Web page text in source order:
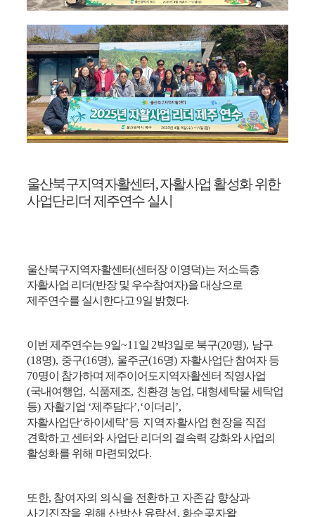
울산북구지역자활센터,자활사업 활성화 위한
사업단리더 제주연수 실시
울산북구지역자활센터(센터장 이영덕)는 저소득층
자활사업 리더(반장 및 우수참여자)을 대상으로
제주연수를 실시한다고 9일 밝혔다.
이번 제주연수는9일~11 일 2박3일로 북구(20명), 남구
(18명), 중구(16명), 울주군(16명) 자활사업단 참여자 등
70명이 참가하며 제주이어도지역자활센터 직영사업
(국내여행업, 식품제조, 친환경 농업, 대형세탁물 세탁업
등) 자활기업 ‘제주담다’,‘이더리 ’,
자활사업단‘하이세탁’등 지역자활사업 현장을 직접
견학하고 센터와 사업단 리더의 결속력 강화와 사업의
활성화를 위해 마련되었다.
또한, 참여자의 의식을 전환하고 자존감 향상과
사기진작을 위해 산방산 유람선 , 화순곶자왈